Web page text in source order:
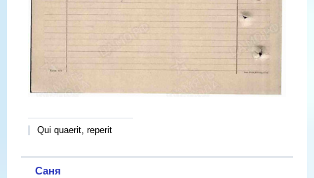
Qui quaerit, reperit
Саня